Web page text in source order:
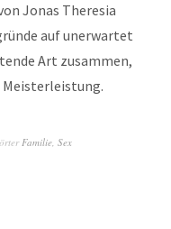
Jonas Theresia
auf unerwartet
Art zusammen,
Meisterleistung.
Familie, Sex